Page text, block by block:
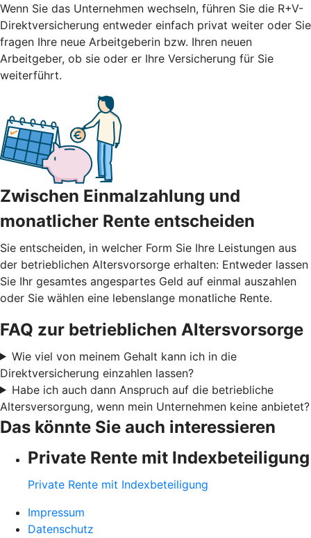
Wenn Sie das Unternehmen wechseln, führen Sie die R+V-
Direktversicherung entweder einfach privat weiter oder Sie
fragen Ihre neue Arbeitgeberin bzw. Ihren neuen
Arbeitgeber, ob sie oder er Ihre Versicherung für Sie
weiterführt.
Zwischen Einmalzahlung und
monatlicher Rente entscheiden
Sie entscheiden, in welcher Form Sie Ihre Leistungen aus
der betrieblichen Altersvorsorge erhalten: Entweder lassen
Sie Ihr gesamtes angespartes Geld auf einmal auszahlen
oder Sie wählen eine lebenslange monatliche Rente.
FAQ zur betrieblichen Altersvorsorge
Wie viel von meinem Gehalt kann ich in die
Direktversicherung einzahlen lassen?
Habe ich auch dann Anspruch auf die betriebliche
Altersversorgung, wenn mein Unternehmen keine anbietet?
Das könnte Sie auch interessieren
Private Rente mit Indexbeteiligung
Private Rente mit Indexbeteiligung
Impressum
Datenschutz